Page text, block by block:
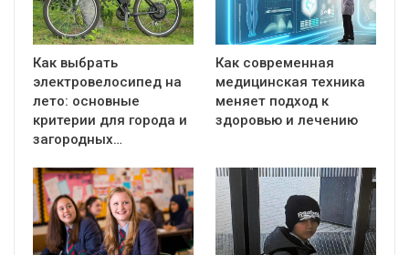
Как выбрать
электровелосипед на
лето: основные
критерии для города и
загородных…
Как современная
медицинская техника
меняет подход к
здоровью и лечению